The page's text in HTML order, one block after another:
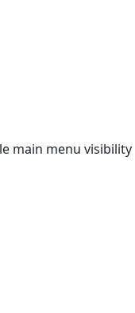
main menu visibility